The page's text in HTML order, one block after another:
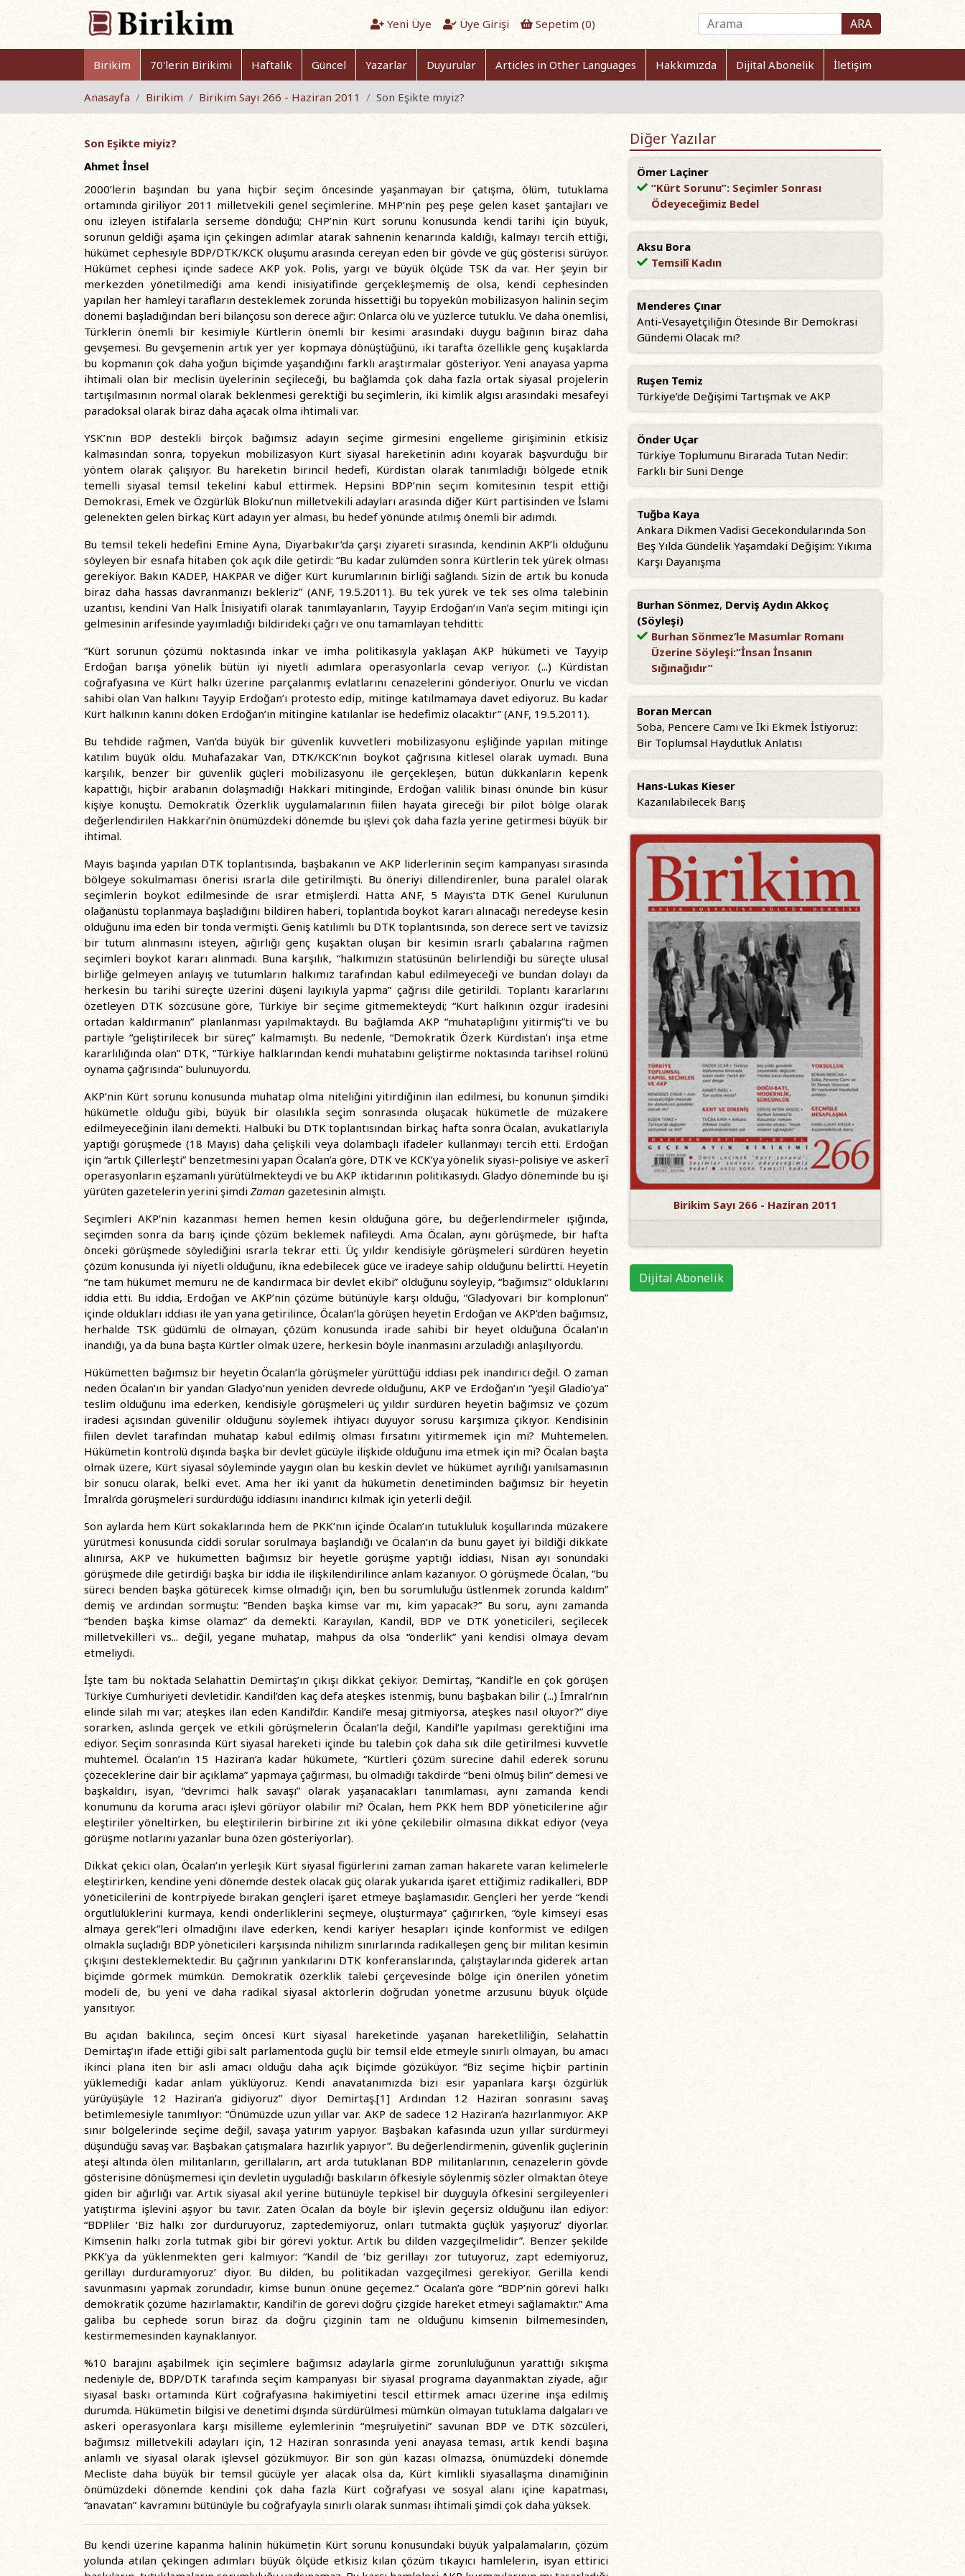
Yeni Üye Üye Girişi Sepetim (0) ARA
Birikim 70'lerin Birikimi Haftalık Güncel Yazarlar Duyurular Articles in Other Languages Hakkımızda Dijital Abonelik İletişim
Anasayfa Birikim Birikim Sayı 266 - Haziran 2011 Son Eşikte miyiz?
Son Eşikte miyiz?
Ahmet İnsel
2000’lerin başından bu yana hiçbir seçim öncesinde yaşanmayan bir çatışma, ölüm, tutuklama
ortamında giriliyor 2011 milletvekili genel seçimlerine. MHP’nin peş peşe gelen kaset şantajları ve
onu izleyen istifalarla serseme döndüğü; CHP’nin Kürt sorunu konusunda kendi tarihi için büyük,
sorunun geldiği aşama için çekingen adımlar atarak sahnenin kenarında kaldığı, kalmayı tercih ettiği,
hükümet cephesiyle BDP/DTK/KCK oluşumu arasında cereyan eden bir gövde ve güç gösterisi sürüyor.
Hükümet cephesi içinde sadece AKP yok. Polis, yargı ve büyük ölçüde TSK da var. Her şeyin bir
merkezden yönetilmediği ama kendi inisiyatifinde gerçekleşmemiş de olsa, kendi cephesinden
yapılan her hamleyi tarafların desteklemek zorunda hissettiği bu topyekûn mobilizasyon halinin seçim
dönemi başladığından beri bilançosu son derece ağır: Onlarca ölü ve yüzlerce tutuklu. Ve daha önemlisi,
Türklerin önemli bir kesimiyle Kürtlerin önemli bir kesimi arasındaki duygu bağının biraz daha
gevşemesi. Bu gevşemenin artık yer yer kopmaya dönüştüğünü, iki tarafta özellikle genç kuşaklarda
bu kopmanın çok daha yoğun biçimde yaşandığını farklı araştırmalar gösteriyor. Yeni anayasa yapma
ihtimali olan bir meclisin üyelerinin seçileceği, bu bağlamda çok daha fazla ortak siyasal projelerin
tartışılmasının normal olarak beklenmesi gerektiği bu seçimlerin, iki kimlik algısı arasındaki mesafeyi
paradoksal olarak biraz daha açacak olma ihtimali var.
YSK’nın BDP destekli birçok bağımsız adayın seçime girmesini engelleme girişiminin etkisiz
kalmasından sonra, topyekun mobilizasyon Kürt siyasal hareketinin adını koyarak başvurduğu bir
yöntem olarak çalışıyor. Bu hareketin birincil hedefi, Kürdistan olarak tanımladığı bölgede etnik
temelli siyasal temsil tekelini kabul ettirmek. Hepsini BDP’nin seçim komitesinin tespit ettiği
Demokrasi, Emek ve Özgürlük Bloku’nun milletvekili adayları arasında diğer Kürt partisinden ve İslami
gelenekten gelen birkaç Kürt adayın yer alması, bu hedef yönünde atılmış önemli bir adımdı.
Bu temsil tekeli hedefini Emine Ayna, Diyarbakır’da çarşı ziyareti sırasında, kendinin AKP’li olduğunu
söyleyen bir esnafa hitaben çok açık dile getirdi: “Bu kadar zulümden sonra Kürtlerin tek yürek olması
gerekiyor. Bakın KADEP, HAKPAR ve diğer Kürt kurumlarının birliği sağlandı. Sizin de artık bu konuda
biraz daha hassas davranmanızı bekleriz” (ANF, 19.5.2011). Bu tek yürek ve tek ses olma talebinin
uzantısı, kendini Van Halk İnisiyatifi olarak tanımlayanların, Tayyip Erdoğan’ın Van’a seçim mitingi için
gelmesinin arifesinde yayımladığı bildirideki çağrı ve onu tamamlayan tehditti:
“Kürt sorunun çözümü noktasında inkar ve imha politikasıyla yaklaşan AKP hükümeti ve Tayyip
Erdoğan barışa yönelik bütün iyi niyetli adımlara operasyonlarla cevap veriyor. (...) Kürdistan
coğrafyasına ve Kürt halkı üzerine parçalanmış evlatlarını cenazelerini gönderiyor. Onurlu ve vicdan
sahibi olan Van halkını Tayyip Erdoğan’ı protesto edip, mitinge katılmamaya davet ediyoruz. Bu kadar
Kürt halkının kanını döken Erdoğan’ın mitingine katılanlar ise hedefimiz olacaktır” (ANF, 19.5.2011).
Bu tehdide rağmen, Van’da büyük bir güvenlik kuvvetleri mobilizasyonu eşliğinde yapılan mitinge
katılım büyük oldu. Muhafazakar Van, DTK/KCK’nın boykot çağrısına kitlesel olarak uymadı. Buna
karşılık, benzer bir güvenlik güçleri mobilizasyonu ile gerçekleşen, bütün dükkanların kepenk
kapattığı, hiçbir arabanın dolaşmadığı Hakkari mitinginde, Erdoğan valilik binası önünde bin küsur
kişiye konuştu. Demokratik Özerklik uygulamalarının fiilen hayata gireceği bir pilot bölge olarak
değerlendirilen Hakkari’nin önümüzdeki dönemde bu işlevi çok daha fazla yerine getirmesi büyük bir
ihtimal.
Mayıs başında yapılan DTK toplantısında, başbakanın ve AKP liderlerinin seçim kampanyası sırasında
bölgeye sokulmaması önerisi ısrarla dile getirilmişti. Bu öneriyi dillendirenler, buna paralel olarak
seçimlerin boykot edilmesinde de ısrar etmişlerdi. Hatta ANF, 5 Mayıs’ta DTK Genel Kurulunun
olağanüstü toplanmaya başladığını bildiren haberi, toplantıda boykot kararı alınacağı neredeyse kesin
olduğunu ima eden bir tonda vermişti. Geniş katılımlı bu DTK toplantısında, son derece sert ve tavizsiz
bir tutum alınmasını isteyen, ağırlığı genç kuşaktan oluşan bir kesimin ısrarlı çabalarına rağmen
seçimleri boykot kararı alınmadı. Buna karşılık, “halkımızın statüsünün belirlendiği bu süreçte ulusal
birliğe gelmeyen anlayış ve tutumların halkımız tarafından kabul edilmeyeceği ve bundan dolayı da
herkesin bu tarihi süreçte üzerini düşeni layıkıyla yapma” çağrısı dile getirildi. Toplantı kararlarını
özetleyen DTK sözcüsüne göre, Türkiye bir seçime gitmemekteydi; “Kürt halkının özgür iradesini
ortadan kaldırmanın” planlanması yapılmaktaydı. Bu bağlamda AKP “muhataplığını yitirmiş”ti ve bu
partiyle “geliştirilecek bir süreç” kalmamıştı. Bu nedenle, “Demokratik Özerk Kürdistan’ı inşa etme
kararlılığında olan” DTK, “Türkiye halklarından kendi muhatabını geliştirme noktasında tarihsel rolünü
oynama çağrısında” bulunuyordu.
AKP’nin Kürt sorunu konusunda muhatap olma niteliğini yitirdiğinin ilan edilmesi, bu konunun şimdiki
hükümetle olduğu gibi, büyük bir olasılıkla seçim sonrasında oluşacak hükümetle de müzakere
edilmeyeceğinin ilanı demekti. Halbuki bu DTK toplantısından birkaç hafta sonra Öcalan, avukatlarıyla
yaptığı görüşmede (18 Mayıs) daha çelişkili veya dolambaçlı ifadeler kullanmayı tercih etti. Erdoğan
için “artık Çillerleşti” benzetmesini yapan Öcalan’a göre, DTK ve KCK’ya yönelik siyasi-polisiye ve askerî
operasyonların eşzamanlı yürütülmekteydi ve bu AKP iktidarının politikasıydı. Gladyo döneminde bu işi
yürüten gazetelerin yerini şimdi Zaman gazetesinin almıştı.
Seçimleri AKP’nin kazanması hemen hemen kesin olduğuna göre, bu değerlendirmeler ışığında,
seçimden sonra da barış içinde çözüm beklemek nafileydi. Ama Öcalan, aynı görüşmede, bir hafta
önceki görüşmede söylediğini ısrarla tekrar etti. Üç yıldır kendisiyle görüşmeleri sürdüren heyetin
çözüm konusunda iyi niyetli olduğunu, ikna edebilecek güce ve iradeye sahip olduğunu belirtti. Heyetin
“ne tam hükümet memuru ne de kandırmaca bir devlet ekibi” olduğunu söyleyip, “bağımsız” olduklarını
iddia etti. Bu iddia, Erdoğan ve AKP’nin çözüme bütünüyle karşı olduğu, “Gladyovari bir komplonun”
içinde oldukları iddiası ile yan yana getirilince, Öcalan’la görüşen heyetin Erdoğan ve AKP’den bağımsız,
herhalde TSK güdümlü de olmayan, çözüm konusunda irade sahibi bir heyet olduğuna Öcalan’ın
inandığı, ya da buna başta Kürtler olmak üzere, herkesin böyle inanmasını arzuladığı anlaşılıyordu.
Hükümetten bağımsız bir heyetin Öcalan’la görüşmeler yürüttüğü iddiası pek inandırıcı değil. O zaman
neden Öcalan’ın bir yandan Gladyo’nun yeniden devrede olduğunu, AKP ve Erdoğan’ın “yeşil Gladio’ya”
teslim olduğunu ima ederken, kendisiyle görüşmeleri üç yıldır sürdüren heyetin bağımsız ve çözüm
iradesi açısından güvenilir olduğunu söylemek ihtiyacı duyuyor sorusu karşımıza çıkıyor. Kendisinin
fiilen devlet tarafından muhatap kabul edilmiş olması fırsatını yitirmemek için mi? Muhtemelen.
Hükümetin kontrolü dışında başka bir devlet gücüyle ilişkide olduğunu ima etmek için mi? Öcalan başta
olmak üzere, Kürt siyasal söyleminde yaygın olan bu keskin devlet ve hükümet ayrılığı yanılsamasının
bir sonucu olarak, belki evet. Ama her iki yanıt da hükümetin denetiminden bağımsız bir heyetin
İmralı’da görüşmeleri sürdürdüğü iddiasını inandırıcı kılmak için yeterli değil.
Son aylarda hem Kürt sokaklarında hem de PKK’nın içinde Öcalan’ın tutukluluk koşullarında müzakere
yürütmesi konusunda ciddi sorular sorulmaya başlandığı ve Öcalan’ın da bunu gayet iyi bildiği dikkate
alınırsa, AKP ve hükümetten bağımsız bir heyetle görüşme yaptığı iddiası, Nisan ayı sonundaki
görüşmede dile getirdiği başka bir iddia ile ilişkilendirilince anlam kazanıyor. O görüşmede Öcalan, “bu
süreci benden başka götürecek kimse olmadığı için, ben bu sorumluluğu üstlenmek zorunda kaldım”
demiş ve ardından sormuştu: “Benden başka kimse var mı, kim yapacak?” Bu soru, aynı zamanda
“benden başka kimse olamaz” da demekti. Karayılan, Kandil, BDP ve DTK yöneticileri, seçilecek
milletvekilleri vs... değil, yegane muhatap, mahpus da olsa “önderlik” yani kendisi olmaya devam
etmeliydi.
İşte tam bu noktada Selahattin Demirtaş’ın çıkışı dikkat çekiyor. Demirtaş, “Kandil’le en çok görüşen
Türkiye Cumhuriyeti devletidir. Kandil’den kaç defa ateşkes istenmiş, bunu başbakan bilir (...) İmralı’nın
elinde silah mı var; ateşkes ilan eden Kandil’dir. Kandil’e mesaj gitmiyorsa, ateşkes nasıl oluyor?” diye
sorarken, aslında gerçek ve etkili görüşmelerin Öcalan’la değil, Kandil’le yapılması gerektiğini ima
ediyor. Seçim sonrasında Kürt siyasal hareketi içinde bu talebin çok daha sık dile getirilmesi kuvvetle
muhtemel. Öcalan’ın 15 Haziran’a kadar hükümete, “Kürtleri çözüm sürecine dahil ederek sorunu
çözeceklerine dair bir açıklama” yapmaya çağırması, bu olmadığı takdirde “beni ölmüş bilin” demesi ve
başkaldırı, isyan, “devrimci halk savaşı” olarak yaşanacakları tanımlaması, aynı zamanda kendi
konumunu da koruma aracı işlevi görüyor olabilir mi? Öcalan, hem PKK hem BDP yöneticilerine ağır
eleştiriler yöneltirken, bu eleştirilerin birbirine zıt iki yöne çekilebilir olmasına dikkat ediyor (veya
görüşme notlarını yazanlar buna özen gösteriyorlar).
Dikkat çekici olan, Öcalan’ın yerleşik Kürt siyasal figürlerini zaman zaman hakarete varan kelimelerle
eleştirirken, kendine yeni dönemde destek olacak güç olarak yukarıda işaret ettiğimiz radikalleri, BDP
yöneticilerini de kontrpiyede bırakan gençleri işaret etmeye başlamasıdır. Gençleri her yerde “kendi
örgütlülüklerini kurmaya, kendi önderliklerini seçmeye, oluşturmaya” çağırırken, “öyle kimseyi esas
almaya gerek”leri olmadığını ilave ederken, kendi kariyer hesapları içinde konformist ve edilgen
olmakla suçladığı BDP yöneticileri karşısında nihilizm sınırlarında radikalleşen genç bir militan kesimin
çıkışını desteklemektedir. Bu çağrının yankılarını DTK konferanslarında, çalıştaylarında giderek artan
biçimde görmek mümkün. Demokratik özerklik talebi çerçevesinde bölge için önerilen yönetim
modeli de, bu yeni ve daha radikal siyasal aktörlerin doğrudan yönetme arzusunu büyük ölçüde
yansıtıyor.
Bu açıdan bakılınca, seçim öncesi Kürt siyasal hareketinde yaşanan hareketliliğin, Selahattin
Demirtaş’ın ifade ettiği gibi salt parlamentoda güçlü bir temsil elde etmeyle sınırlı olmayan, bu amacı
ikinci plana iten bir asli amacı olduğu daha açık biçimde gözüküyor. “Biz seçime hiçbir partinin
yüklemediği kadar anlam yüklüyoruz. Kendi anavatanımızda bizi esir yapanlara karşı özgürlük
yürüyüşüyle 12 Haziran’a gidiyoruz” diyor Demirtaş.[1] Ardından 12 Haziran sonrasını savaş
betimlemesiyle tanımlıyor: “Önümüzde uzun yıllar var. AKP de sadece 12 Haziran’a hazırlanmıyor. AKP
sınır bölgelerinde seçime değil, savaşa yatırım yapıyor. Başbakan kafasında uzun yıllar sürdürmeyi
düşündüğü savaş var. Başbakan çatışmalara hazırlık yapıyor”. Bu değerlendirmenin, güvenlik güçlerinin
ateşi altında ölen militanların, gerillaların, art arda tutuklanan BDP militanlarının, cenazelerin gövde
gösterisine dönüşmemesi için devletin uyguladığı baskıların öfkesiyle söylenmiş sözler olmaktan öteye
giden bir ağırlığı var. Artık siyasal akıl yerine bütünüyle tepkisel bir duyguyla öfkesini sergileyenleri
yatıştırma işlevini aşıyor bu tavır. Zaten Öcalan da böyle bir işlevin geçersiz olduğunu ilan ediyor:
“BDPliler ‘Biz halkı zor durduruyoruz, zaptedemiyoruz, onları tutmakta güçlük yaşıyoruz’ diyorlar.
Kimsenin halkı zorla tutmak gibi bir görevi yoktur. Artık bu dilden vazgeçilmelidir”. Benzer şekilde
PKK’ya da yüklenmekten geri kalmıyor: “Kandil de ‘biz gerillayı zor tutuyoruz, zapt edemiyoruz,
gerillayı durduramıyoruz’ diyor. Bu dilden, bu politikadan vazgeçilmesi gerekiyor. Gerilla kendi
savunmasını yapmak zorundadır, kimse bunun önüne geçemez.” Öcalan’a göre “BDP’nin görevi halkı
demokratik çözüme hazırlamaktır, Kandil’in de görevi doğru çizgide hareket etmeyi sağlamaktır.” Ama
galiba bu cephede sorun biraz da doğru çizginin tam ne olduğunu kimsenin bilmemesinden,
kestirmemesinden kaynaklanıyor.
%10 barajını aşabilmek için seçimlere bağımsız adaylarla girme zorunluluğunun yarattığı sıkışma
nedeniyle de, BDP/DTK tarafında seçim kampanyası bir siyasal programa dayanmaktan ziyade, ağır
siyasal baskı ortamında Kürt coğrafyasına hakimiyetini tescil ettirmek amacı üzerine inşa edilmiş
durumda. Hükümetin bilgisi ve denetimi dışında sürdürülmesi mümkün olmayan tutuklama dalgaları ve
askeri operasyonlara karşı misilleme eylemlerinin “meşruiyetini” savunan BDP ve DTK sözcüleri,
bağımsız milletvekili adayları için, 12 Haziran sonrasında yeni anayasa teması, artık kendi başına
anlamlı ve siyasal olarak işlevsel gözükmüyor. Bir son gün kazası olmazsa, önümüzdeki dönemde
Mecliste daha büyük bir temsil gücüyle yer alacak olsa da, Kürt kimlikli siyasallaşma dinamiğinin
önümüzdeki dönemde kendini çok daha fazla Kürt coğrafyası ve sosyal alanı içine kapatması,
“anavatan” kavramını bütünüyle bu coğrafyayla sınırlı olarak sunması ihtimali şimdi çok daha yüksek.
Bu kendi üzerine kapanma halinin hükümetin Kürt sorunu konusundaki büyük yalpalamaların, çözüm
yolunda atılan çekingen adımları büyük ölçüde etkisiz kılan çözüm tıkayıcı hamlelerin, isyan ettirici
Diğer Yazılar
Ömer Laçiner
“Kürt Sorunu”: Seçimler Sonrası
Ödeyeceğimiz Bedel
Aksu Bora
Temsilî Kadın
Menderes Çınar
Anti-Vesayetçiliğin Ötesinde Bir Demokrasi
Gündemi Olacak mı?
Ruşen Temiz
Türkiye’de Değişimi Tartışmak ve AKP
Önder Uçar
Türkiye Toplumunu Birarada Tutan Nedir:
Farklı bir Suni Denge
Tuğba Kaya
Ankara Dikmen Vadisi Gecekondularında Son
Beş Yılda Gündelik Yaşamdaki Değişim: Yıkıma
Karşı Dayanışma
Burhan Sönmez, Derviş Aydın Akkoç
(Söyleşi)
Burhan Sönmez’le Masumlar Romanı
Üzerine Söyleşi:“İnsan İnsanın
Sığınağıdır”
Boran Mercan
Soba, Pencere Camı ve İki Ekmek İstiyoruz:
Bir Toplumsal Haydutluk Anlatısı
Hans-Lukas Kieser
Kazanılabilecek Barış
Birikim Sayı 266 - Haziran 2011
Dijital Abonelik